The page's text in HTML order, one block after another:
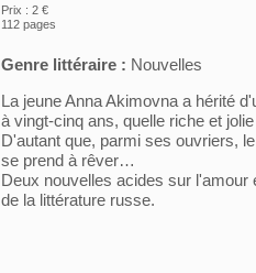
Prix : 2 €
112 pages
Genre littéraire : Nouvelles
La jeune Anna Akimovna a hérité
à vingt-cinq ans, quelle riche et
D'autant que, parmi ses ouvriers,
se prend à rêver…
Deux nouvelles acides sur
de la littérature russe.